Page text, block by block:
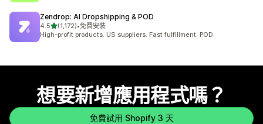
Zendrop: AI Dropshipping & POD
4.5滿分 5 顆星
(1,172)
共有 1172 則評價
•免費安裝
High-profit products. US suppliers. Fast fulfillment. POD.
想要新增應用程式嗎？
免費試用 Shopify 3 天